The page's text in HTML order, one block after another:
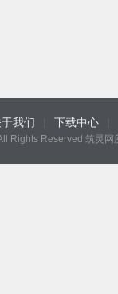
我们 下载中心
Rights Reserved 筑灵网